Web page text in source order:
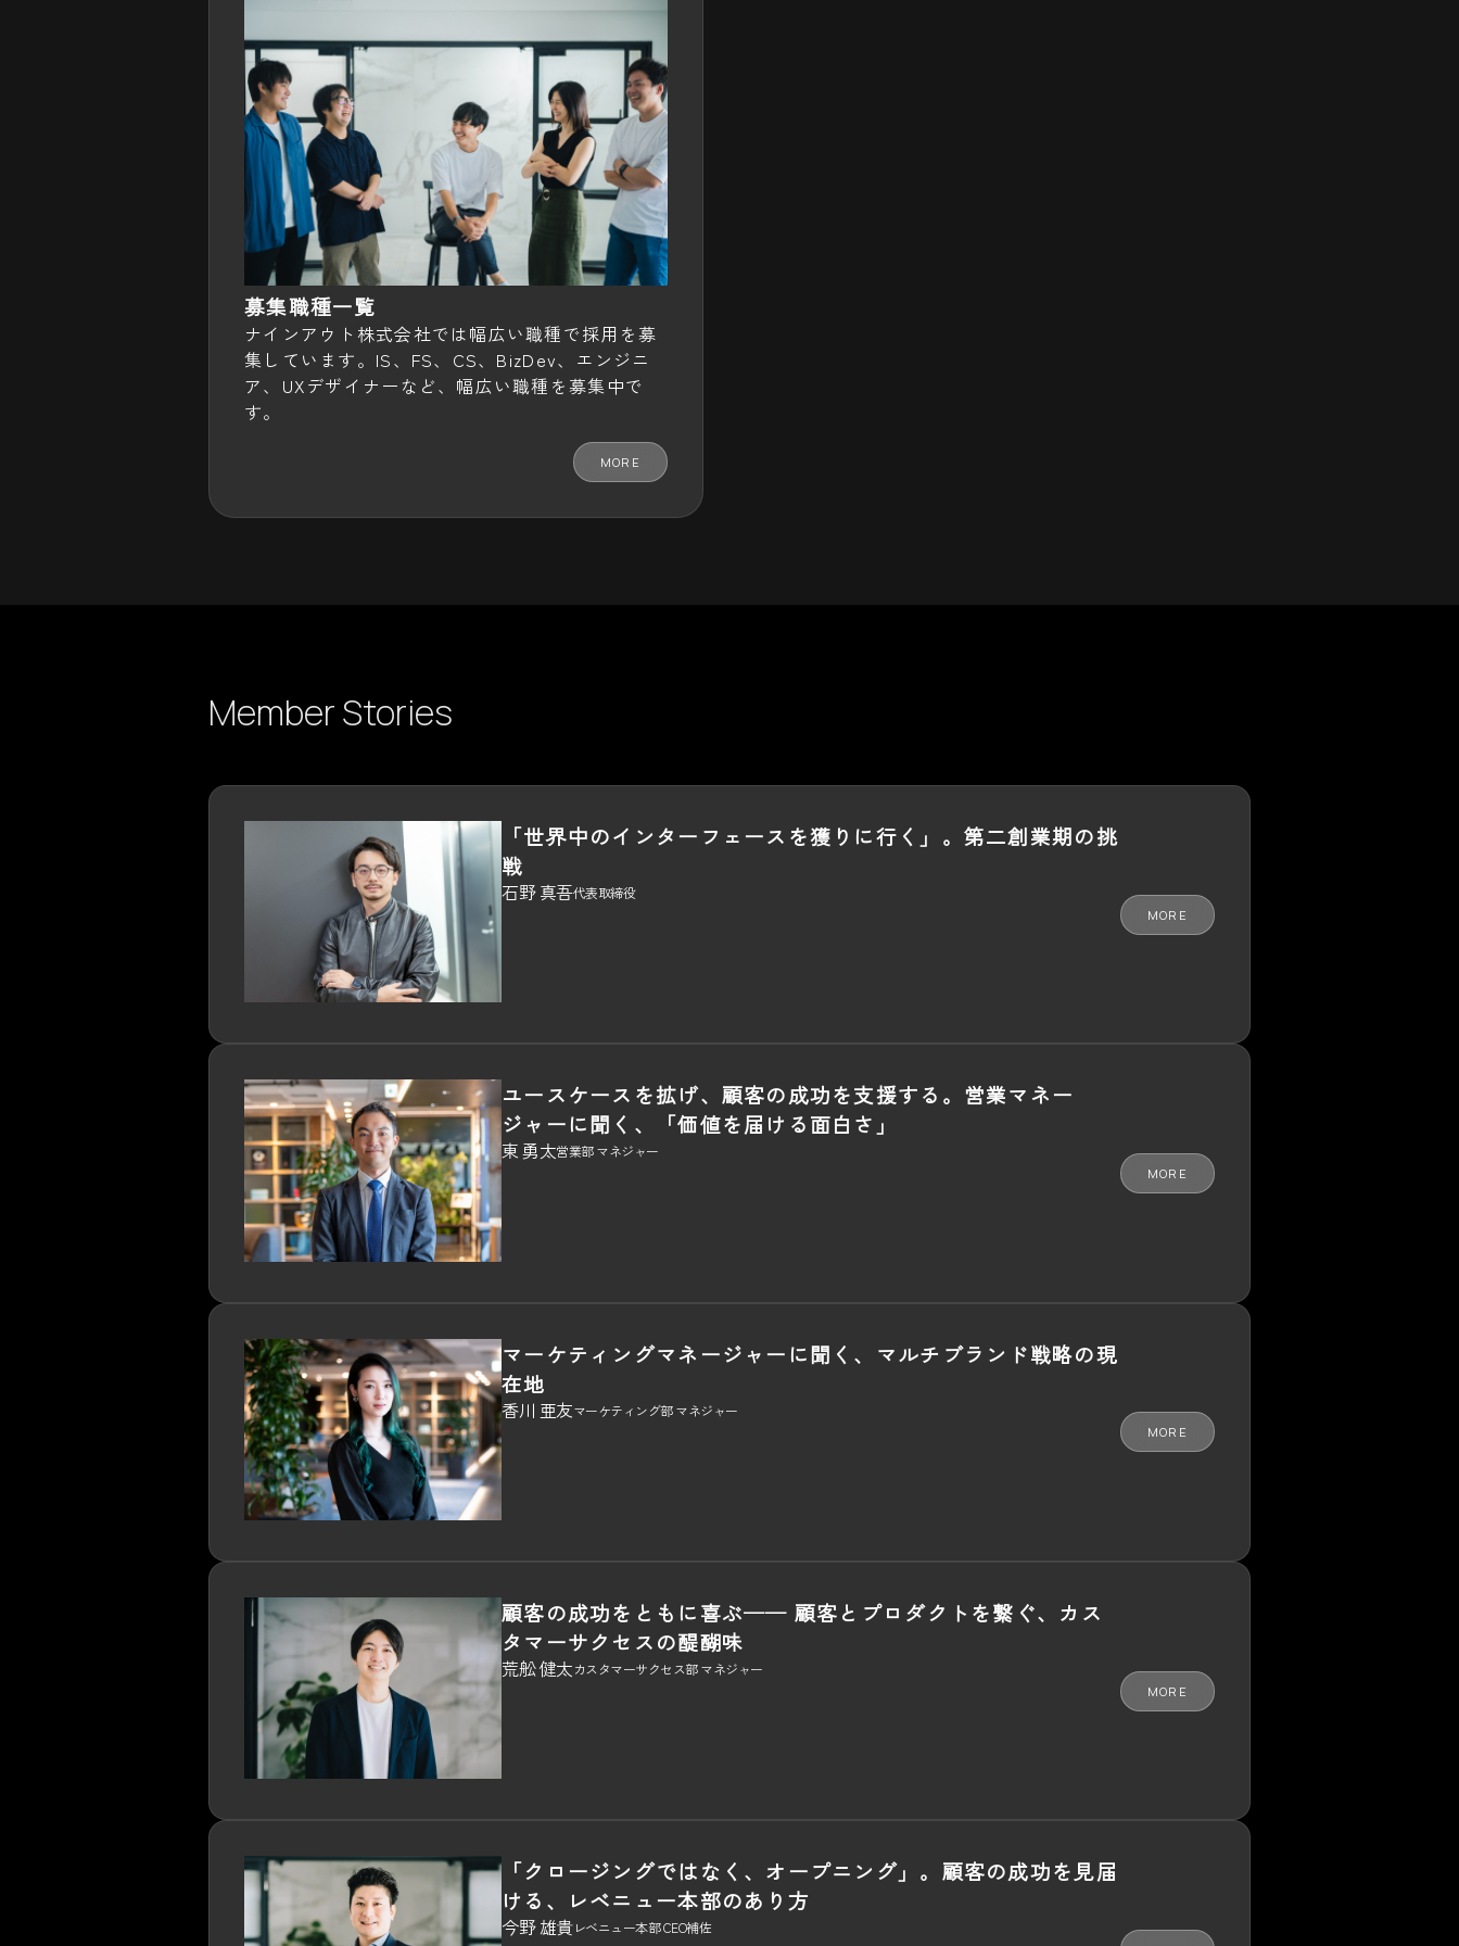
募集職種一覧
ナインアウト株式会社では幅広い職種で採用を募
集しています。IS、FS、CS、BizDev、エンジニ
ア、UXデザイナーなど、幅広い職種を募集中で
す。
MORE
Member Stories
「世界中のインターフェースを獲りに行く」。第二創業期の挑
戦
石野 真吾代表取締役
MORE
ユースケースを拡げ、顧客の成功を支援する。営業マネー
ジャーに聞く、「価値を届ける面白さ」
東 勇太営業部 マネジャー
MORE
マーケティングマネージャーに聞く、マルチブランド戦略の現
在地
香川 亜友マーケティング部 マネジャー
MORE
顧客の成功をともに喜ぶ── 顧客とプロダクトを繋ぐ、カス
タマーサクセスの醍醐味
荒舩 健太カスタマーサクセス部 マネジャー
MORE
「クロージングではなく、オープニング」。顧客の成功を見届
ける、レベニュー本部のあり方
今野 雄貴レベニュー本部 CEO補佐